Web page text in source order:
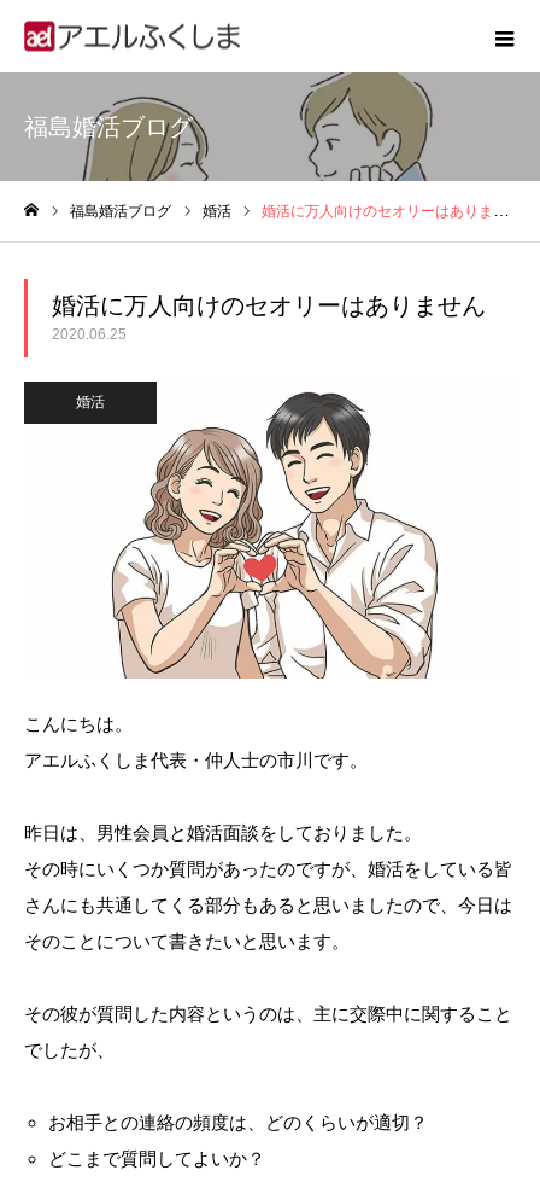
福島婚活ブログ
福島婚活ブログ 婚活 婚活に万人向けのセオリーはありません
婚活に万人向けのセオリーはありません
2020.06.25
婚活
こんにちは。
アエルふくしま代表・仲人士の市川です。
昨日は、男性会員と婚活面談をしておりました。
その時にいくつか質問があったのですが、婚活をしている皆
さんにも共通してくる部分もあると思いましたので、今日は
そのことについて書きたいと思います。
その彼が質問した内容というのは、主に交際中に関すること
でしたが、
お相手との連絡の頻度は、どのくらいが適切？
どこまで質問してよいか？